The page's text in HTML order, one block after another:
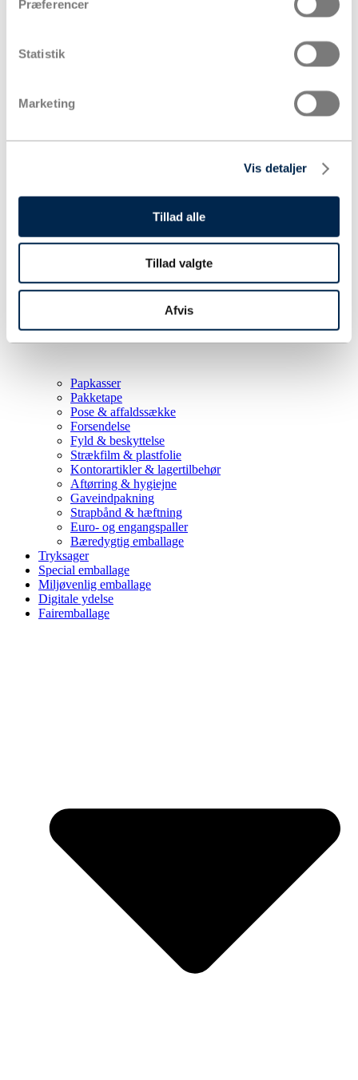
Præferencer
Statistik
Marketing
Vis detaljer
Tillad alle
Tillad valgte
Afvis
Papkasser
Pakketape
Pose & affaldssække
Forsendelse
Fyld & beskyttelse
Strækfilm & plastfolie
Kontorartikler & lagertilbehør
Aftørring & hygiejne
Gaveindpakning
Strapbånd & hæftning
Euro- og engangspaller
Bæredygtig emballage
Tryksager
Special emballage
Miljøvenlig emballage
Digitale ydelse
Fairemballage